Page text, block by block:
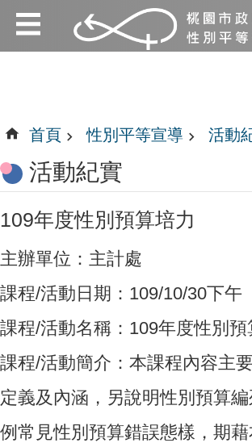
跳到主要內容區塊
:::
:::
首頁 性別平等宣導 活動
活動紀實
109年度性別預算培力
主辦單位：主計處
課程/活動日期：109/10/30下午
課程/活動名稱：109年度性別預
課程/活動簡介：本課程內容主
定義及內涵，另說明性別預算
例常見性別預算錯誤態樣，期